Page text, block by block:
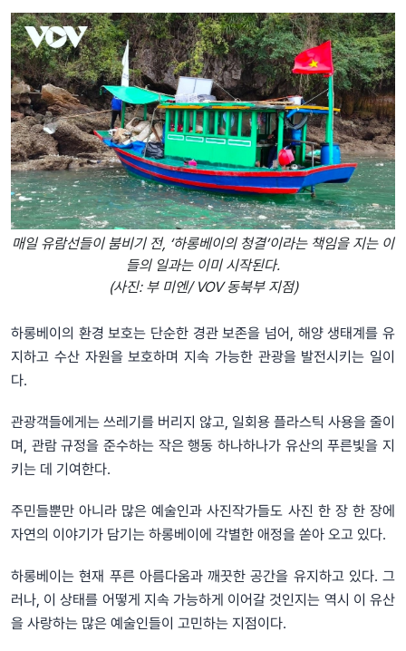
매일 유람선들이 붐비기 전, ‘하롱베이의 청결’이라는 책임을 지는 이
들의 일과는 이미 시작된다.
(사진: 부 미엔/ VOV 동북부 지점)
하롱베이의 환경 보호는 단순한 경관 보존을 넘어, 해양 생태계를 유
지하고 수산 자원을 보호하며 지속 가능한 관광을 발전시키는 일이
다.
관광객들에게는 쓰레기를 버리지 않고, 일회용 플라스틱 사용을 줄이
며, 관람 규정을 준수하는 작은 행동 하나하나가 유산의 푸른빛을 지
키는 데 기여한다.
주민들뿐만 아니라 많은 예술인과 사진작가들도 사진 한 장 한 장에
자연의 이야기가 담기는 하롱베이에 각별한 애정을 쏟아 오고 있다.
하롱베이는 현재 푸른 아름다움과 깨끗한 공간을 유지하고 있다. 그
러나, 이 상태를 어떻게 지속 가능하게 이어갈 것인지는 역시 이 유산
을 사랑하는 많은 예술인들이 고민하는 지점이다.